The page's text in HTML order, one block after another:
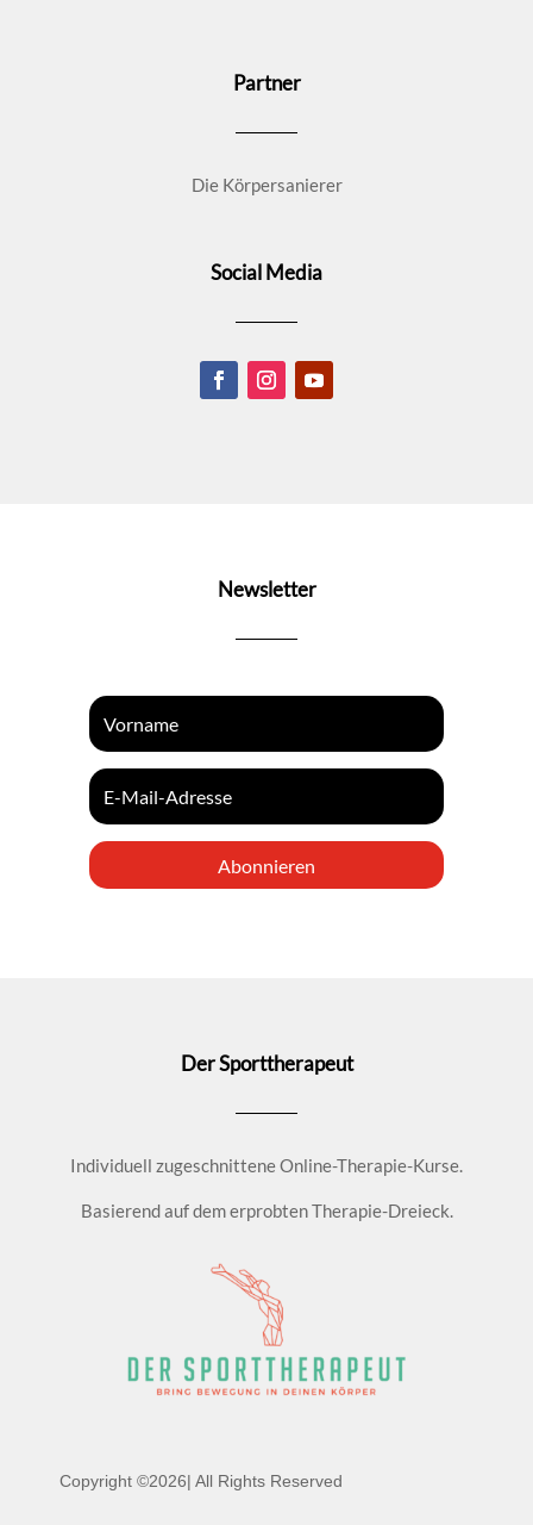
Partner
Die Körpersanierer
Social Media
Newsletter
Abonnieren
Der Sporttherapeut
Individuell zugeschnittene Online-Therapie-Kurse.
Basierend auf dem erprobten Therapie-Dreieck.
Copyright ©2026| All Rights Reserved